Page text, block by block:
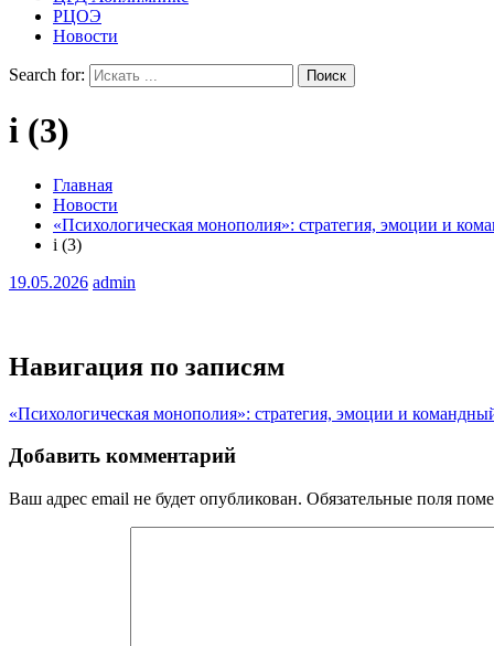
РЦОЭ
Новости
Search for:
i (3)
Главная
Новости
«Психологическая монополия»: стратегия, эмоции и
i (3)
19.05.2026 admin
Навигация по записям
«Психологическая монополия»: стратегия, эмоции и
Добавить комментарий
Ваш адрес email не будет опубликован. Обязательные поля